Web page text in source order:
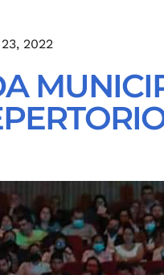
2022